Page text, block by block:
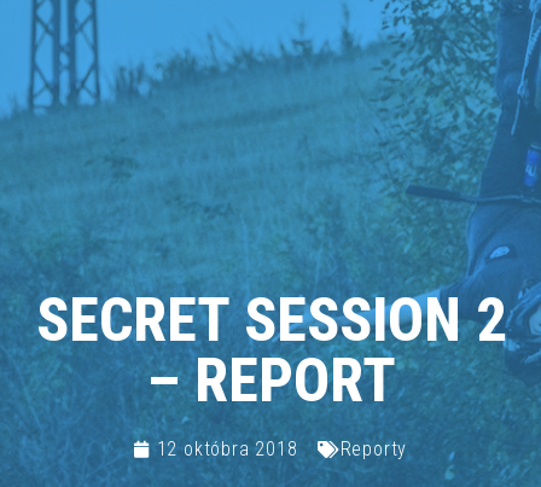
SECRET SESSION 2
– REPORT
12 októbra 2018 Reporty